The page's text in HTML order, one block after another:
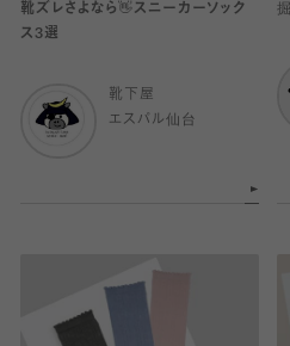
靴ズレさよなら👋スニーカーソック
ス3選
靴下屋
エスパル仙台